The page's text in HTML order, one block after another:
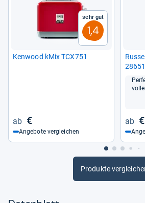
Sehr gut
1,4
Ken­wood kMix TCX751
€
Angebote vergleichen
€
Produkte